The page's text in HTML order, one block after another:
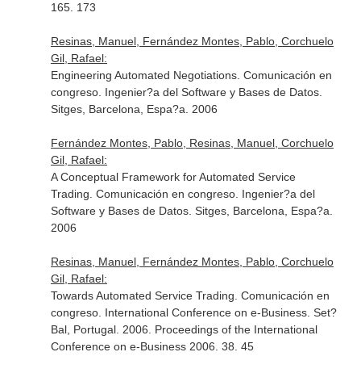
165. 173
Resinas, Manuel, Fernández Montes, Pablo, Corchuelo
Gil, Rafael:
Engineering Automated Negotiations. Comunicación en
congreso. Ingenier?a del Software y Bases de Datos.
Sitges, Barcelona, Espa?a. 2006
Fernández Montes, Pablo, Resinas, Manuel, Corchuelo
Gil, Rafael:
A Conceptual Framework for Automated Service
Trading. Comunicación en congreso. Ingenier?a del
Software y Bases de Datos. Sitges, Barcelona, Espa?a.
2006
Resinas, Manuel, Fernández Montes, Pablo, Corchuelo
Gil, Rafael:
Towards Automated Service Trading. Comunicación en
congreso. International Conference on e-Business. Set?
Bal, Portugal. 2006. Proceedings of the International
Conference on e-Business 2006. 38. 45